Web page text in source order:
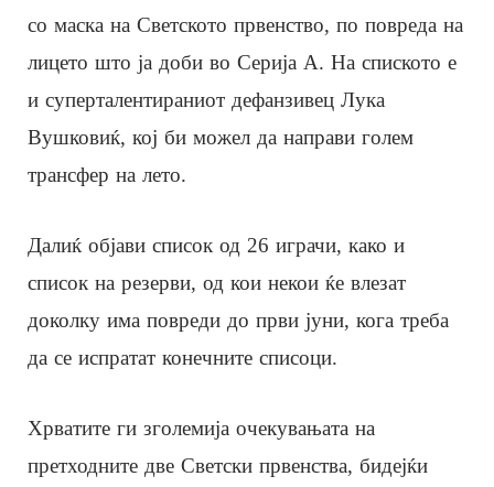
со маска на Светското првенство, по повреда на
лицето што ја доби во Серија А. На спиското е
и суперталентираниот дефанзивец Лука
Вушковиќ, кој би можел да направи голем
трансфер на лето.
Далиќ објави список од 26 играчи, како и
список на резерви, од кои некои ќе влезат
доколку има повреди до први јуни, кога треба
да се испратат конечните списоци.
Хрватите ги зголемија очекувањата на
претходните две Светски првенства, бидејќи